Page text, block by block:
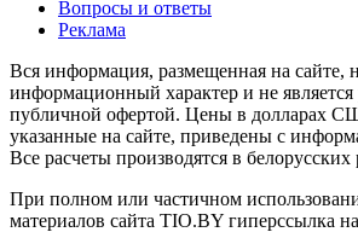
Вопросы и ответы
Реклама
Вся информация, размещенная на сайте,
информационный характер и не
публичной офертой. Цены в долларах
указанные на сайте, приведены с
Все расчеты производятся в белорусских
При полном или частичном
материалов сайта TIO.BY гиперссылка на